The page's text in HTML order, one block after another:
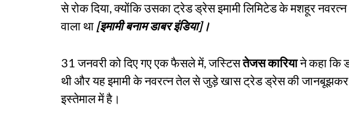
से रोक दिया, क्योंकि उसका ट्रेड ड्रेस इमामी लिमिटेड के मशहूर
वाला था [इमामी बनाम डाबर इंडिया]।
31 जनवरी को दिए गए एक फैसले में, जस्टिसतेजस कारियाने कहा कि
थी और यह इमामी के नवरत्न तेल से जुड़े खास ट्रेड ड्रेस की
इस्तेमाल में है।